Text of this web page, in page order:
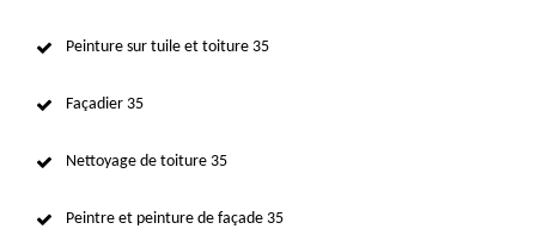
Peinture sur tuile et toiture 35
Façadier 35
Nettoyage de toiture 35
Peintre et peinture de façade 35